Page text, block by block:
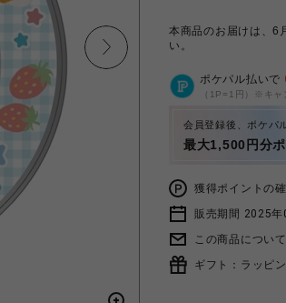
本商品のお届けは、6
い。
ポケパル払いで
（1P=1円）※キャ
会員登録後、ポケパ
最大1,500円分
獲得ポイントの
販売期間 2025
この商品について
ギフト：ラッピ